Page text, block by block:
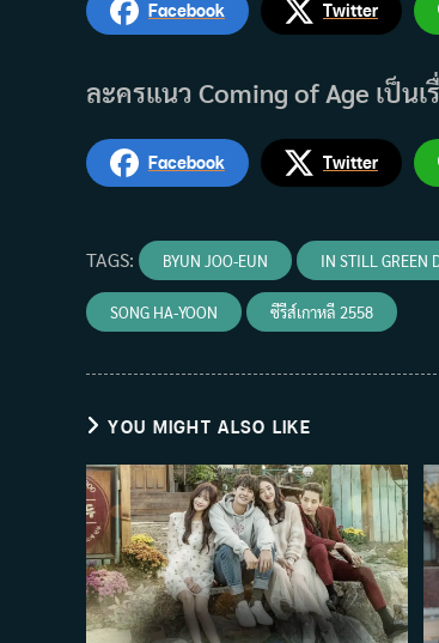
Facebook Twitter
ละครแนว Coming of Age เป็น
Facebook Twitter
TAGS: BYUN JOO-EUN IN STILL GREEN
SONG HA-YOON ซีรีส์เกาหลี 2558
YOU MIGHT ALSO LIKE